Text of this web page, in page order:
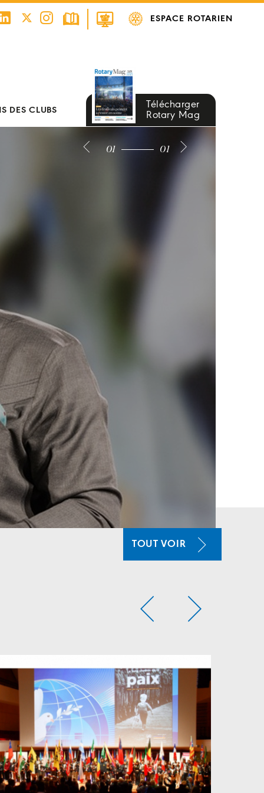
ESPACE ROTARIEN
DES CLUBS
Télécharger
Rotary Mag
TOUT VOIR
01 01